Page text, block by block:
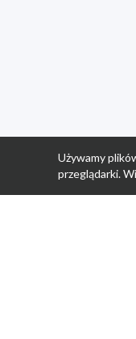
Używamy
przeglądarki.